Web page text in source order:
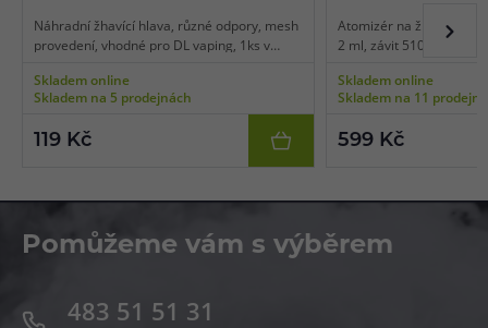
Náhradní žhavící hlava, různé odpory, mesh
provedení, vhodné pro DL vaping, 1ks v
Skladem online
Skladem na 5 prodejnách
119 Kč
Atomizér na žhavící
2 ml, závit 510, průměr
hlavy ze série Lost Vape
přepracované dílenské
Skladem online
Skladem na 11
599 Kč
Pomůžeme vám s výběrem
483 51 51 31